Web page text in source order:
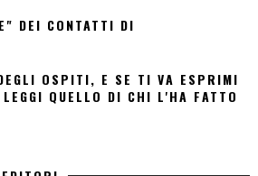
DEI CONTATTI DI
OSPITI, E SE TI VA ESPRIMI
QUELLO DI CHI L'HA FATTO